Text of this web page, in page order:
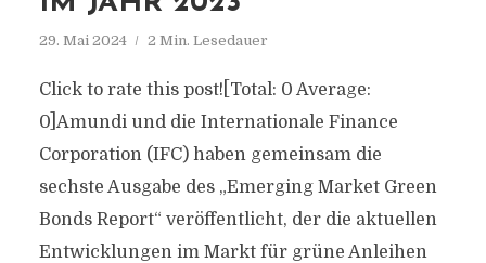
29. Mai 2024 2 Min. Lesedauer
Click to rate this post![Total: 0 Average:
0]Amundi und die Internationale Finance
Corporation (IFC) haben gemeinsam die
sechste Ausgabe des „Emerging Market Green
Bonds Report“ veröffentlicht, der die aktuellen
Entwicklungen im Markt für grüne Anleihen